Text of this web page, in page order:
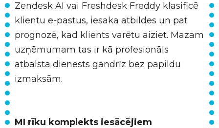
Zendesk AI vai Freshdesk Freddy klasificē
klientu e-pastus, iesaka atbildes un pat
prognozē, kad klients varētu aiziet. Mazam
uzņēmumam tas ir kā profesionāls
atbalsta dienests gandrīz bez papildu
izmaksām.
MI rīku komplekts iesācējiem